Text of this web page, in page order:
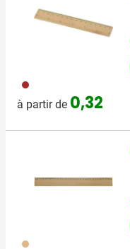
011
à partir de 0,32
945